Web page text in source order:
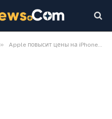
» Apple повысит цены на iPhone и другую технику: в чем причина